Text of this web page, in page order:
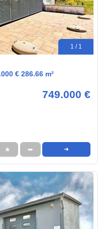
1 / 1
€ 286.66 m²
749.000 €
★ ➦ ➜